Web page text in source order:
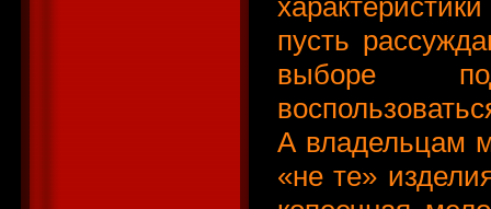
пусть
выборе
А владельцам
«не те»